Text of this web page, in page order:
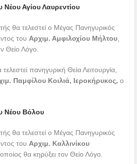
Αγίου Λαυρεντίου
θα τελεστεί ο Μέγας Πανηγυρικός
του Αρχιμ. Αμφιλοχίου Μήλτου
Θείο Λόγο.
πανηγυρική Θεία Λειτουργία,
Παμφίλου Κοιλιά, Ιεροκήρυκος, ο
Νέου Βόλου
θα τελεστεί ο Μέγας Πανηγυρικός
του Αρχιμ. Καλλινίκου
οποίος θα κηρύξει τον Θείο Λόγο.